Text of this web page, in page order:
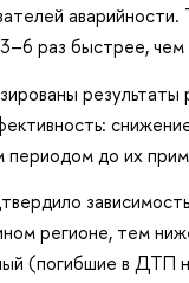
раз быстрее,
периодом до их
регионе, тем
(погибшие в ДТП